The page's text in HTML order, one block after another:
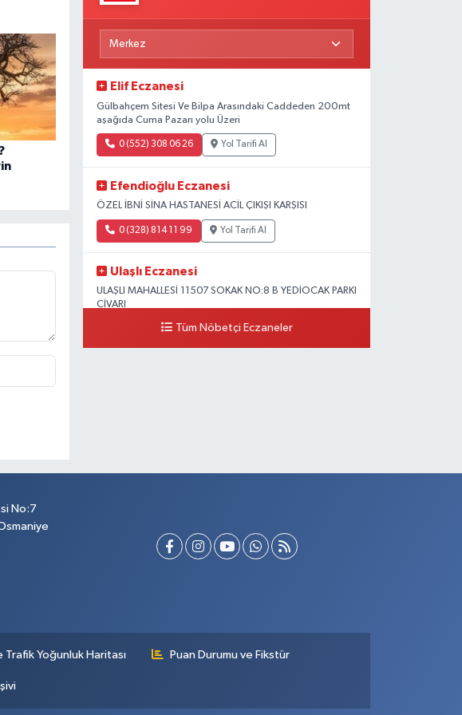
Elif Eczanesi
Gülbahçem Sitesi Ve Bilpa Arasındaki Caddeden 200mt
aşağıda Cuma Pazarı yolu Üzeri
0 (552) 308 06 26 Yol Tarifi Al
Efendioğlu Eczanesi
ÖZEL İBNİ SİNA HASTANESİ ACİL ÇIKIŞI KARŞISI
0 (328) 814 11 99 Yol Tarifi Al
Ulaşlı Eczanesi
ULAŞLI MAHALLESİ 11507 SOKAK NO:8 B YEDİOCAK PARKI
CİVARI
0 (546) 158 81 80 Yol Tarifi Al
Tüm Nöbetçi Eczaneler
No:7
Trafik Yoğunluk Haritası Puan Durumu ve Fikstür